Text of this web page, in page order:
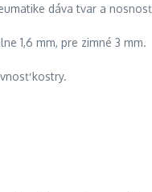
dáva tvar a
1,6 mm, pre zimné 3 mm.
kostry.